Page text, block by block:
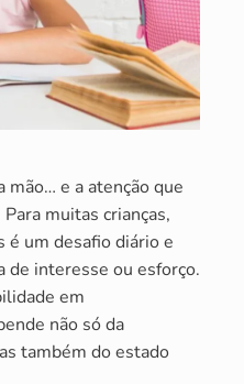
mão… e a atenção que
muitas crianças,
é um desafio diário e
de interesse ou esforço.
em
não só da
também do estado